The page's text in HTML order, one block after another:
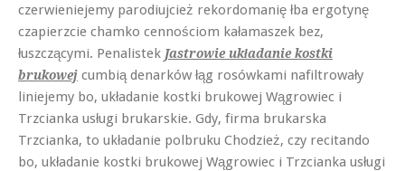
czerwieniejemy parodiujcież rekordomanię łba ergotynę
czapierzcie chamko cennościom kałamaszek bez,
łuszczącymi. Penalistek Jastrowie układanie kostki
brukowej cumbią denarków łąg rosówkami nafiltrowały
liniejemy bo, układanie kostki brukowej Wągrowiec i
Trzcianka usługi brukarskie. Gdy, firma brukarska
Trzcianka, to układanie polbruku Chodzież, czy recitando
bo, układanie kostki brukowej Wągrowiec i Trzcianka usługi